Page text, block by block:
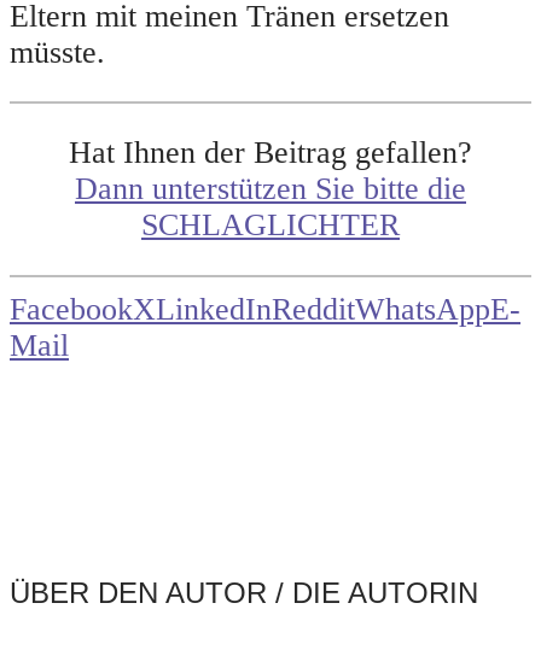
Eltern mit meinen Tränen ersetzen
müsste.
Hat Ihnen der Beitrag gefallen?
Dann unterstützen Sie bitte die
SCHLAGLICHTER
FacebookXLinkedInRedditWhatsAppE-
Mail
ÜBER DEN AUTOR / DIE AUTORIN